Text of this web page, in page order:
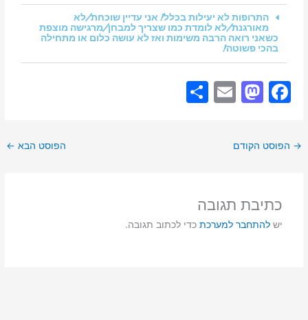
התרופות לא יעילות בכלל! אני עדיין שוכחת/לא
מאורגנת/לא לומדת כמו שצריך למבחן/מרגישה מוצפת
כשאני רואה הרבה משימות ואז לא עושה כלום או מתחילה
בהכי פשוטה!
F
e
o
o
M
o
o
n
E
→ הפוסט הקודם הפוסט הבא ←
כתיבת תגובה
יש להתחבר למערכתכדי לכתוב תגובה.